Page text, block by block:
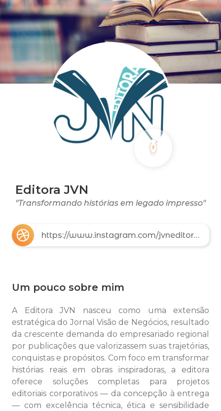
Editora JVN
"Transformando histórias em legado impresso"
https://www.instagram.com/jvneditora/
Um pouco sobre mim
A Editora JVN nasceu como uma extensão
estratégica do Jornal Visão de Negócios, resultado
da crescente demanda do empresariado regional
por publicações que valorizassem suas trajetórias,
conquistas e propósitos. Com foco em transformar
histórias reais em obras inspiradoras, a editora
oferece soluções completas para projetos
editoriais corporativos — da concepção à entrega
— com excelência técnica, ética e sensibilidade